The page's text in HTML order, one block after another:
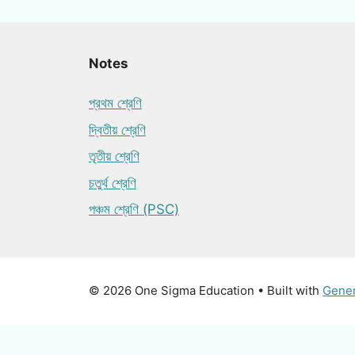
Notes
প্রথম শ্রেণি
দ্বিতীয় শ্রেণি
তৃতীয় শ্রেণি
চতুর্থ শ্রেণি
পঞ্চম শ্রেণি (PSC)
© 2026 One Sigma Education • Built with